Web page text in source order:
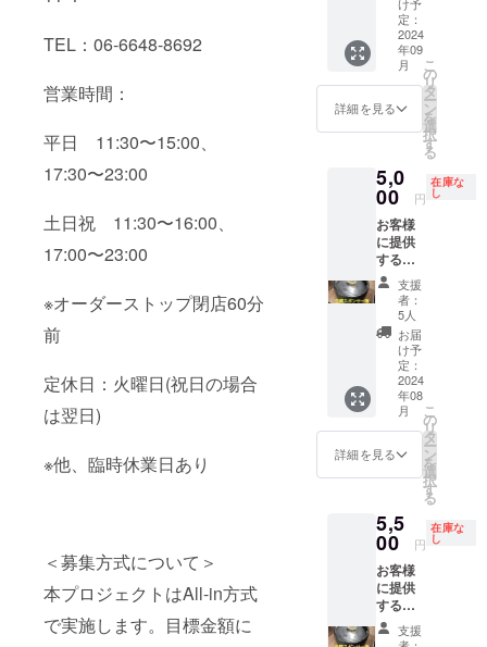
TEL：06-6648-8692
営業時間：
平日 11:30〜15:00、
17:30〜23:00
土日祝 11:30〜16:00、
17:00〜23:00
※オーダーストップ閉店60分
前
定休日：火曜日(祝日の場合
は翌日)
※他、臨時休業日あり
＜募集方式について＞
本プロジェクトはAll-in方式
で実施します。目標金額に
名前の
み掲示
致しま
す。 ※
支援
ず備考
欄に掲
るお名
前をご
記入く
ださ
い。
様と話
すも良
し、飲
みなが
らふん
ぞり返
んをコ
キ使う
も良し
(笑) ど
うぞ店
長気分
を満喫
してく
ださ
い！ ※
日程に
ついて
は2024
年9月以
降で要
相談と
なりま
本プロ
ジェク
用し
て、プ
ロジェ
クト
うな権
利で
す！ 支
援者様
が初回
ご来店
の際に
年間パ
トをお
渡し致
しま
す！ ※
有効期
間は
2024年
9月1日
から
2025年
8月31日
までと
なりま
す。
※1ヶ月
に2枚ま
で食べ
無料)と
させて
いただ
きま
す。 ※
返品、
換金、
定：
2024
年09
月
詳細を見る
こ
の
リ
タ
ー
ン
を
選
択
す
る
5,0
00 円
在庫な
し
お客様
に提供
する生
ビール
樽(7L)
のスポ
ンサー
になれ
る権利
です！
スポン
サー様
のお名
前を樽
に貼
り、感
がら提
供させ
ていた
だきま
す！ ※
基本は
キャン
ペーン
支援
者：
5人
お届
け予
定：
2024
年08
月
詳細を見る
こ
の
リ
タ
ー
ン
を
選
択
す
る
5,5
00 円
在庫な
し
お客様
に提供
する生
ビール
樽(7L)
支援